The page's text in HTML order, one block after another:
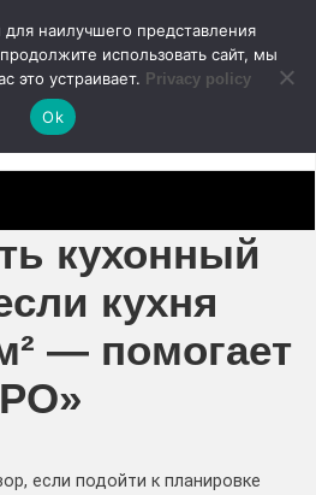
и не только, новинки зарубежного
автопрома
кухонный
кухня
— помогает
если подойти к планировке
наилучшего представления
использовать сайт, мы
это устраивает. Privacy policy
Ok